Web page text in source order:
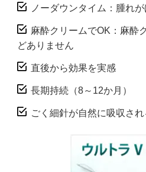
ノーダウンタイム：腫れ
麻酔クリームでOK：麻酔
どありません
直後から効果を実感
長期持続（8～12か月）
ごく細針が自然に吸収さ